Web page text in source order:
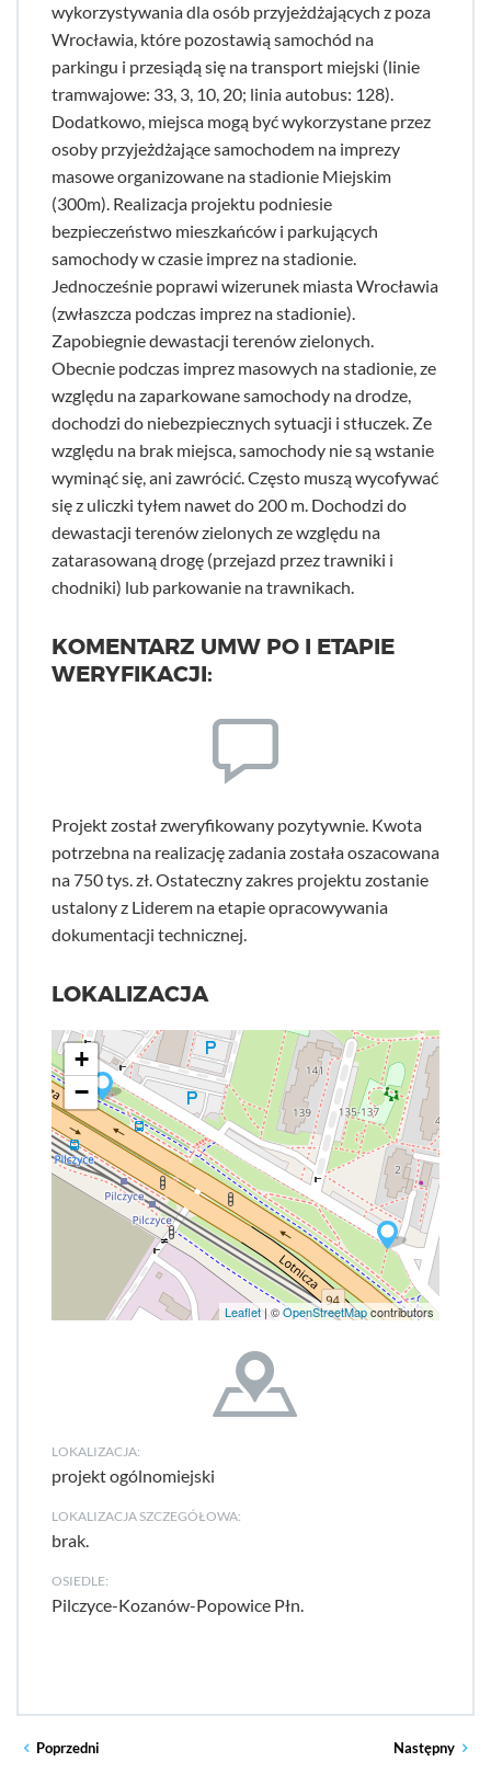
wykorzystywania dla osób przyjeżdżających z poza
Wrocławia, które pozostawią samochód na
parkingu i przesiądą się na transport miejski (linie
tramwajowe: 33, 3, 10, 20; linia autobus: 128).
Dodatkowo, miejsca mogą być wykorzystane przez
osoby przyjeżdżające samochodem na imprezy
masowe organizowane na stadionie Miejskim
(300m). Realizacja projektu podniesie
bezpieczeństwo mieszkańców i parkujących
samochody w czasie imprez na stadionie.
Jednocześnie poprawi wizerunek miasta Wrocławia
(zwłaszcza podczas imprez na stadionie).
Zapobiegnie dewastacji terenów zielonych.
Obecnie podczas imprez masowych na stadionie, ze
względu na zaparkowane samochody na drodze,
dochodzi do niebezpiecznych sytuacji i stłuczek. Ze
względu na brak miejsca, samochody nie są wstanie
wyminąć się, ani zawrócić. Często muszą wycofywać
się z uliczki tyłem nawet do 200 m. Dochodzi do
dewastacji terenów zielonych ze względu na
zatarasowaną drogę (przejazd przez trawniki i
chodniki) lub parkowanie na trawnikach.
KOMENTARZ UMW PO I ETAPIE
WERYFIKACJI:
Projekt został zweryfikowany pozytywnie. Kwota
potrzebna na realizację zadania została oszacowana
na 750 tys. zł. Ostateczny zakres projektu zostanie
ustalony z Liderem na etapie opracowywania
dokumentacji technicznej.
LOKALIZACJA
+
−
Leaflet| ©OpenStreetMapcontributors
LOKALIZACJA:
projekt ogólnomiejski
LOKALIZACJA SZCZEGÓŁOWA:
brak.
OSIEDLE:
Pilczyce-Kozanów-Popowice Płn.
Poprzedni Następny